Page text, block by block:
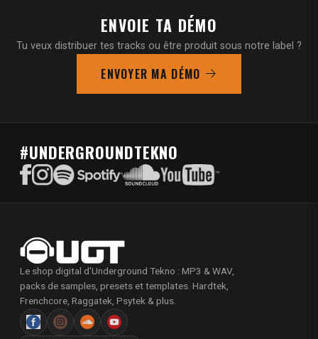
ENVOIE TA DÉMO
Tu veux distribuer tes tracks ou être produit sous notre label ?
ENVOYER MA DÉMO
#UNDERGROUNDTEKNO
Le shop digital d'Underground Tekno : MP3 & WAV,
packs de samples, presets et templates. Hardtek,
Frenchcore, Raggatek, Psytek & plus.